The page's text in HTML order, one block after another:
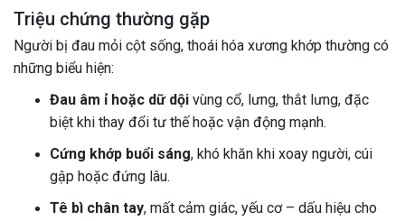
Triệu chứng thường gặp
Người bị đau mỏi cột sống, thoái hóa xương khớp thường có
những biểu hiện:
Đau âm ỉ hoặc dữ dội vùng cổ, lưng, thắt lưng, đặc
biệt khi thay đổi tư thế hoặc vận động mạnh.
Cứng khớp buổi sáng, khó khăn khi xoay người, cúi
gập hoặc đứng lâu.
Tê bì chân tay, mất cảm giác, yếu cơ – dấu hiệu cho